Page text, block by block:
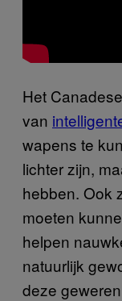
Het
van
wapens te
lichter zijn,
hebben. Ook
moeten
helpen
natuurlijk
deze